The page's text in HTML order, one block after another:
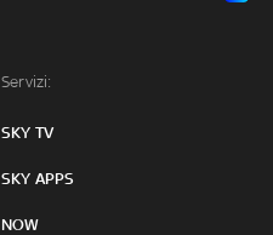
Servizi:
SKY TV
SKY APPS
NOW